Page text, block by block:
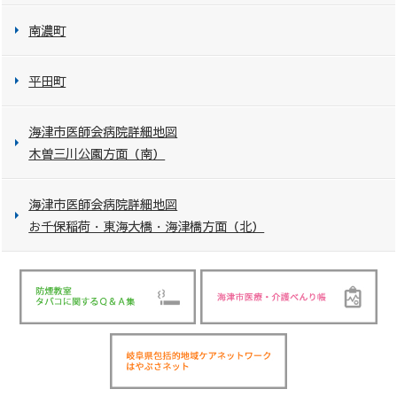
南濃町
平田町
海津市医師会病院詳細地図
木曽三川公園方面（南）
海津市医師会病院詳細地図
お千保稲荷・東海大橋・海津橋方面（北）